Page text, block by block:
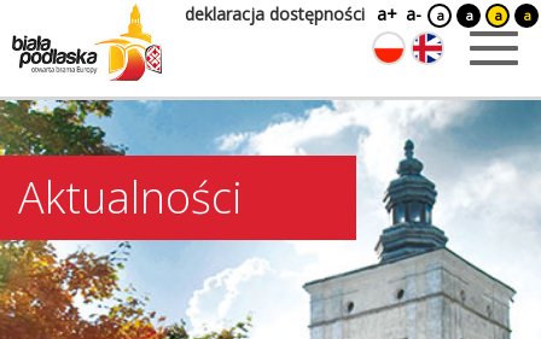
deklaracja dostępności a+ a- a a a a
Aktualności